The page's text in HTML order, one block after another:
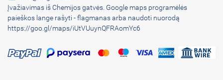
Įvažiavimas iš Chemijos gatvės. Google maps programėlės
paieškos lange rašyti - flagmanas arba naudoti nuorodą
https://goo.gl/maps/iUtVUuynQFRAomYc6